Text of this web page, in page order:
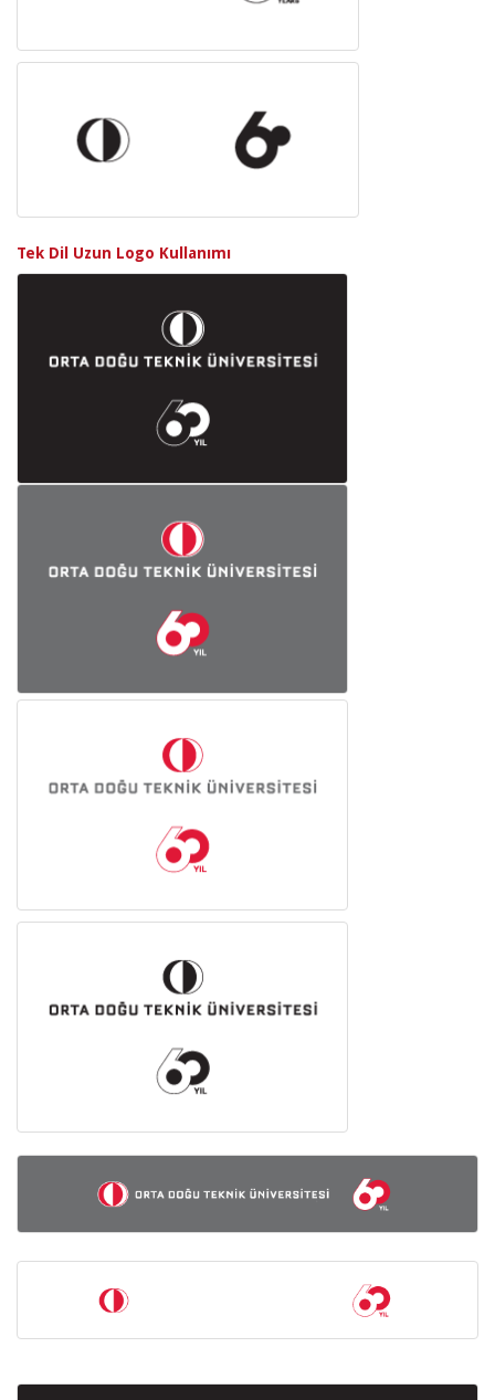
Tek Dil Uzun Logo Kullanımı